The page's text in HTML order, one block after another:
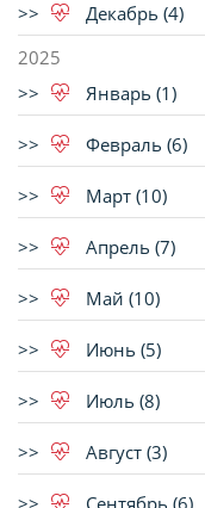
Декабрь (4)
2025
Январь (1)
Февраль (6)
Март (10)
Апрель (7)
Май (10)
Июнь (5)
Июль (8)
Август (3)